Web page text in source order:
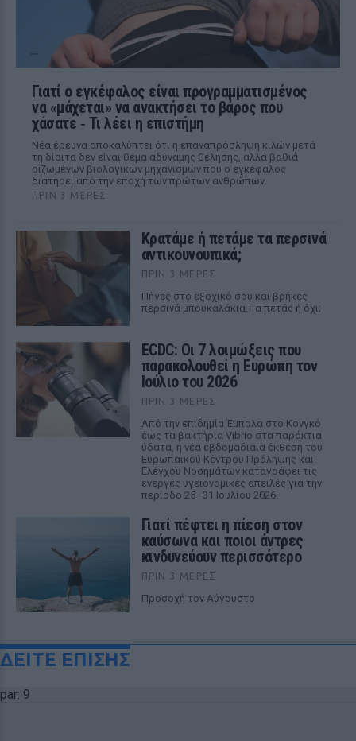
Γιατί ο εγκέφαλος είναι προγραμματισμένος
να «μάχεται» να ανακτήσει το βάρος που
χάσατε ‑ Τι λέει η επιστήμη
Νέα έρευνα αποκαλύπτει ότι η επαναπρόσληψη κιλών μετά
τη δίαιτα δεν είναι θέμα αδύναμης θέλησης, αλλά βαθιά
ριζωμένων βιολογικών μηχανισμών που ο εγκέφαλος
διατηρεί από την εποχή των πρώτων ανθρώπων.
ΠΡΙΝ 3 ΜΈΡΕΣ
Κρατάμε ή πετάμε τα περσινά
αντικουνουπικά;
ΠΡΙΝ 3 ΜΈΡΕΣ
Πήγες στο εξοχικό σου και βρήκες
περσινά μπουκαλάκια. Τα πετάς ή όχι;
ECDC: Οι 7 λοιμώξεις που
παρακολουθεί η Ευρώπη τον
Ιούλιο του 2026
ΠΡΙΝ 3 ΜΈΡΕΣ
Από την επιδημία Έμπολα στο Κονγκό
έως τα βακτήρια Vibrio στα παράκτια
ύδατα, η νέα εβδομαδιαία έκθεση του
Ευρωπαϊκού Κέντρου Πρόληψης και
Ελέγχου Νοσημάτων καταγράφει τις
ενεργές υγειονομικές απειλές για την
περίοδο 25–31 Ιουλίου 2026.
Γιατί πέφτει η πίεση στον
καύσωνα και ποιοι άντρες
κινδυνεύουν περισσότερο
ΠΡΙΝ 3 ΜΈΡΕΣ
Προσοχή τον Αύγουστο
ΔΕΙΤΕ ΕΠΙΣΗΣ
par: 9